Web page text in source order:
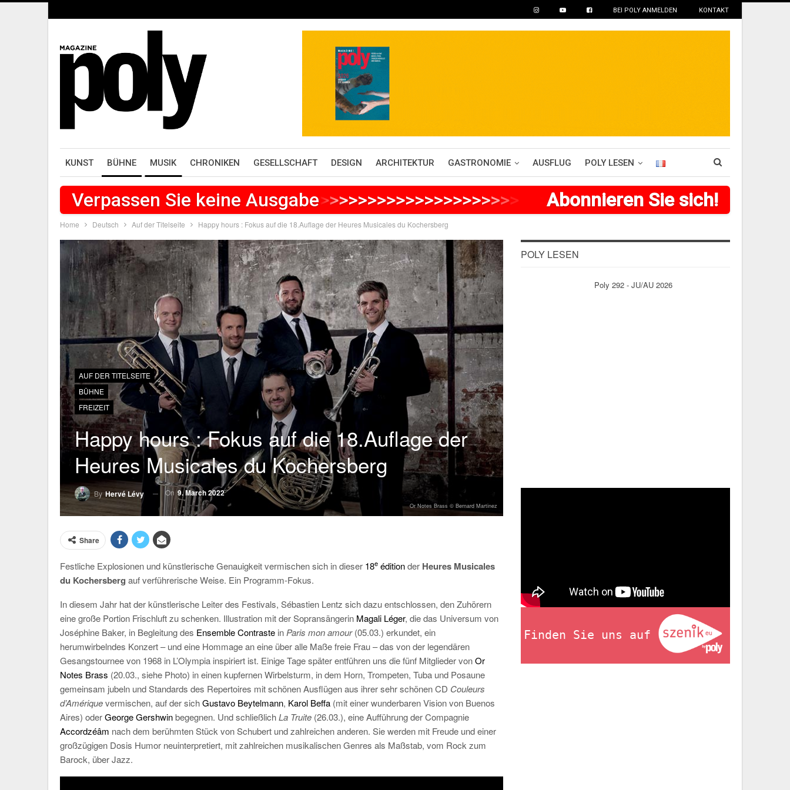
BEI POLY ANMELDEN KONTAKT
KUNST BÜHNE MUSIK CHRONIKEN GESELLSCHAFT DESIGN ARCHITEKTUR GASTRONOMIE AUSFLUG POLY LESEN
Verpassen Sie keine Ausgabe>>>>>>>>>>>>>>>>>>>>> >>>>>> >
Abonnieren Sie sich!
Home Deutsch Auf der Titelseite Happy hours : Fokus auf die 18.Auflage der Heures Musicales du Kochersberg
AUF DER TITELSEITE
BÜHNE
FREIZEIT
Happy hours : Fokus auf die 18.Auflage der
Heures Musicales du Kochersberg
By Hervé Lévy On9. March 2022
Or Notes Brass © Bernard Martinez
Share
Festliche Explosionen und künstlerische Genauigkeit vermischen sich in dieser 18e éditionder Heures Musicales
du Kochersberg auf verführerische Weise. Ein Programm-Fokus.
In diesem Jahr hat der künstlerische Leiter des Festivals, Sébastien Lentz sich dazu entschlossen, den Zuhörern
eine große Portion Frischluft zu schenken. Illustration mit der Sopransängerin Magali Léger, die das Universum von
Joséphine Baker, in Begleitung des Ensemble Contraste in Paris mon amour(05.03.) erkundet, ein
herumwirbelndes Konzert – und eine Hommage an eine über alle Maße freie Frau – das von der legendären
Gesangstournee von 1968 in L’Olympia inspiriert ist. Einige Tage später entführen uns die fünf Mitglieder vonOr
Notes Brass (20.03., siehe Photo) in einen kupfernen Wirbelsturm, in dem Horn, Trompeten, Tuba und Posaune
gemeinsam jubeln und Standards des Repertoires mit schönen Ausflügen aus ihrer sehr schönen CD Couleurs
d’Amériquevermischen, auf der sichGustavo Beytelmann, Karol Beffa (mit einer wunderbaren Vision von Buenos
Aires) oderGeorge Gershwinbegegnen. Und schließlichLa Truite (26.03.), eine Aufführung der Compagnie
Accordzéâm nach dem berühmten Stück von Schubert und zahlreichen anderen. Sie werden mit Freude und einer
großzügigen Dosis Humor neuinterpretiert, mit zahlreichen musikalischen Genres als Maßstab, vom Rock zum
Barock, über Jazz.
POLY LESEN
Poly 292 - JU/AU 2026
Finden Sie uns auf